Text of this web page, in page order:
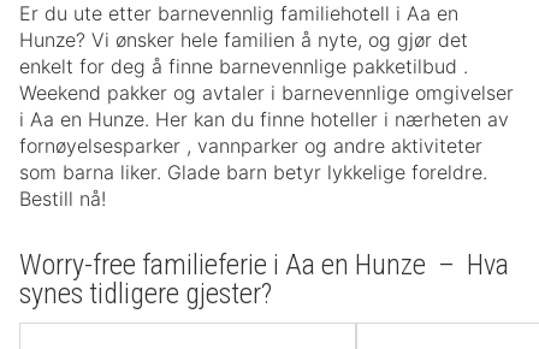
Er du ute etter barnevennlig familiehotell i Aa en
Hunze? Vi ønsker hele familien å nyte, og gjør det
enkelt for deg å finne barnevennlige pakketilbud .
Weekend pakker og avtaler i barnevennlige omgivelser
i Aa en Hunze. Her kan du finne hoteller i nærheten av
fornøyelsesparker , vannparker og andre aktiviteter
som barna liker. Glade barn betyr lykkelige foreldre.
Bestill nå!
Worry-free familieferie i Aa en Hunze – Hva
synes tidligere gjester?